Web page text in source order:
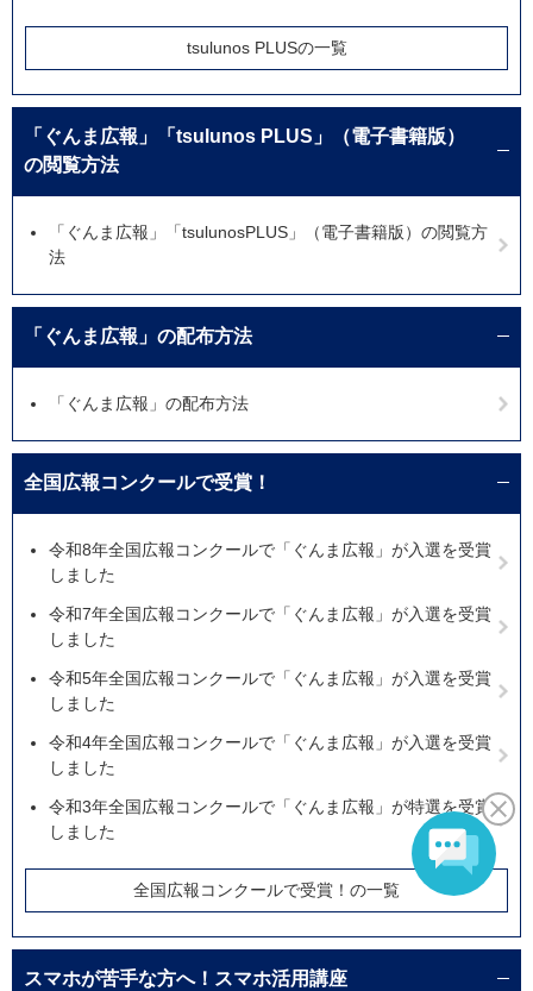
tsulunos PLUSの一覧
「ぐんま広報」「tsulunos PLUS」（電子書籍版）
の閲覧方法
「ぐんま広報」「tsulunosPLUS」（電子書籍版）の閲覧方
法
「ぐんま広報」の配布方法
「ぐんま広報」の配布方法
全国広報コンクールで受賞！
令和8年全国広報コンクールで「ぐんま広報」が入選を受賞
しました
令和7年全国広報コンクールで「ぐんま広報」が入選を受賞
しました
令和5年全国広報コンクールで「ぐんま広報」が入選を受賞
しました
令和4年全国広報コンクールで「ぐんま広報」が入選を受賞
しました
令和3年全国広報コンクールで「ぐんま広報」が特選を受賞
しました
全国広報コンクールで受賞！の一覧
スマホが苦手な方へ！スマホ活用講座